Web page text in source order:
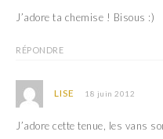
J’adore ta chemise ! Bisous :)
RÉPONDRE
LISE 18 juin 2012
J’adore cette tenue, les vans